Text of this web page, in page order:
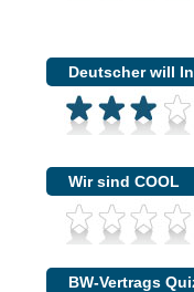
Deutscher will
Wir sind COOL
BW-Vertrags